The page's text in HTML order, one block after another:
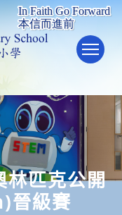
林匹克公開
晉級賽